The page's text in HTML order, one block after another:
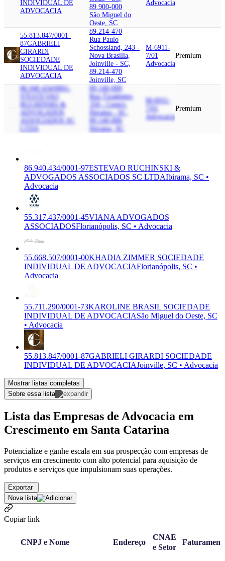
INDIVIDUAL DE
ADVOCACIA
89.900-000
São Miguel do
Oeste, SC
Advocacia
55.813.847/0001-
87GABRIELI
GIRARDI
SOCIEDADE
INDIVIDUAL DE
ADVOCACIA
89.214-470
Rua Paulo
Schossland, 243 -
Nova Brasilia,
Joinville - SC,
89.214-470
Joinville, SC
M-6911-
7/01
Advocacia
Premium
86.940.434/0001-
ESTEVAO
RUCHINSKI &
ADVOGADOS
ASSOCIADOS SC
89.140-000
Rua Tiradentes,
350 - Centro,
Ibirama - SC,
89.140-000
Ibirama, SC
M-6911-
Advocacia
Premium
86.940.434/0001-97ESTEVAO RUCHINSKI &
ADVOGADOS ASSOCIADOS SC LTDAIbirama, SC •
Advocacia
55.317.437/0001-45VIANA ADVOGADOS
ASSOCIADOSFlorianópolis, SC • Advocacia
55.668.507/0001-00KHADIA ZIMMER SOCIEDADE
INDIVIDUAL DE ADVOCACIAFlorianópolis, SC •
Advocacia
55.711.290/0001-73KAROLINE BRASIL SOCIEDADE
INDIVIDUAL DE ADVOCACIASão Miguel do Oeste, SC
• Advocacia
55.813.847/0001-87GABRIELI GIRARDI SOCIEDADE
INDIVIDUAL DE ADVOCACIAJoinville, SC • Advocacia
Mostrar listas completas
Sobre essa lista
Lista das Empresas de Advocacia em
Crescimento em Santa Catarina
Potencialize e ganhe escala em sua prospecção com empresas de
serviços em crescimento com alto potencial para aquisição de
produtos e serviços que impulsionam suas operações.
Exportar
Nova lista
Copiar link
CNPJ e Nome Endereço
CNAE
e Setor